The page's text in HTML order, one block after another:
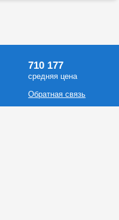
710 177
средняя цена
Обратная связь